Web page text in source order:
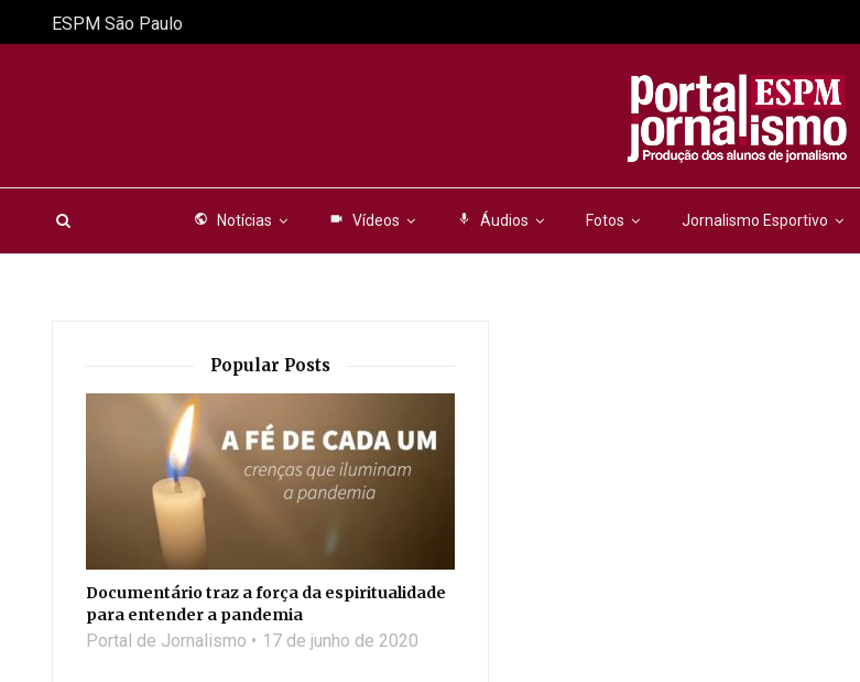
public Notícias videocam Vídeos mic Áudios Fotos Jornalismo Esportivo
ESPM São Paulo
Popular Posts
Documentário traz a força da espiritualidade
para entender a pandemia
Portal de Jornalismo 17 de junho de 2020